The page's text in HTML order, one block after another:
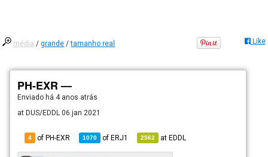
média /grande /tamanho real Like
PH-EXR —
Enviado há 4 anos atrás
at DUS/EDDL 06.jan 2021
4 of PH-EXR 1070 ofERJ1 2562 atEDDL